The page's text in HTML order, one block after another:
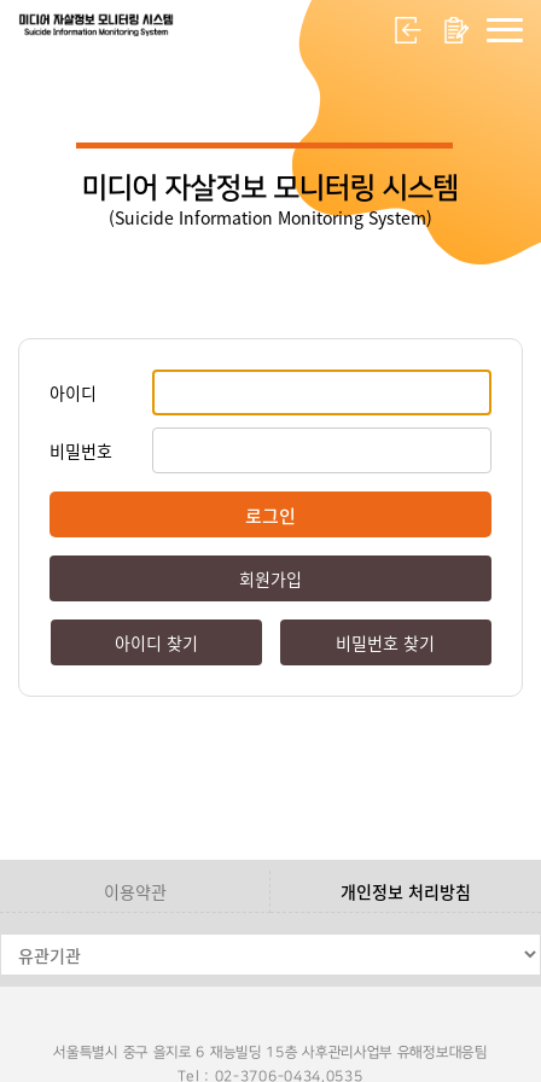
미디어 자살정보 모니터링 시스템
(Suicide Information Monitoring System)
아이디
비밀번호
로그인
회원가입
아이디 찾기 비밀번호 찾기
이용약관 개인정보 처리방침
서울특별시 중구 을지로 6 재능빌딩 15층 사후관리사업부 유해정보대응팀
Tel : 02-3706-0434,0535